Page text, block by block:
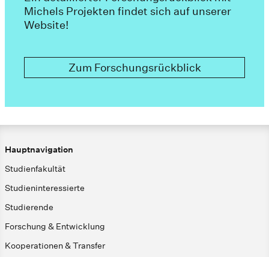
Michels Projekten findet sich auf unserer
Website!
Zum Forschungsrückblick
Hauptnavigation
Studienfakultät
Studieninteressierte
Studierende
Forschung & Entwicklung
Kooperationen & Transfer